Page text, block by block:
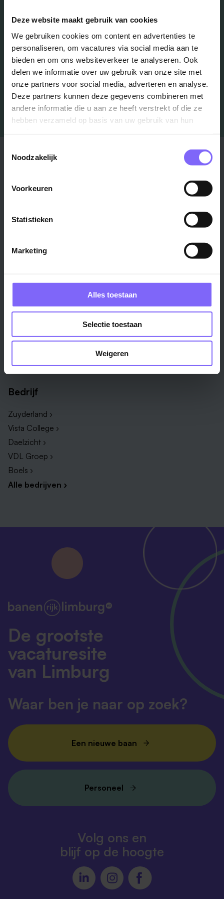
Deze website maakt gebruik van cookies
We gebruiken cookies om content en advertenties te
personaliseren, om vacatures via social media aan te
bieden en om ons websiteverkeer te analyseren. Ook
delen we informatie over uw gebruik van onze site met
onze partners voor social media, adverteren en analyse.
Deze partners kunnen deze gegevens combineren met
andere informatie die u aan ze heeft verstrekt of die ze
hebben verzameld op basis van uw gebruik van hun
Noodzakelijk
Voorkeuren
Statistieken
Marketing
Alles toestaan
Selectie toestaan
Weigeren
Schrijf je in en we houden je op de hoogte
Job Alert instellen
Stad
Venlo ›
Roermond ›
Alle steden ›
Techniek & Productie ›
Administratie ›
Alle vakgebieden ›
Productiemedewerker ›
Verpleegkundige ›
Administratief medewerker ›
HR adviseur ›
Onderwijsassistent ›
Alle functies ›
Bedrijf
Zuyderland ›
Vista College ›
Daelzicht ›
VDL Groep ›
Boels ›
Alle bedrijven ›
De grootste
vacaturesite
van Limburg
Waar ben je naar op zoek?
Een nieuwe baan
Personeel
Volg ons en
blijf op de hoogte